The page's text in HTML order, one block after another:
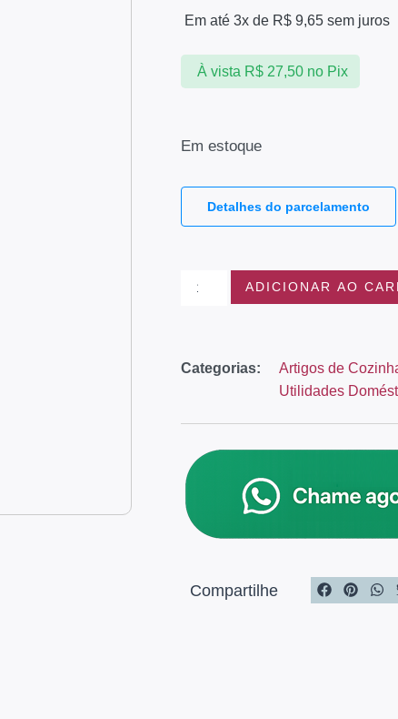
Em até 3x de R$ 9,65 sem juros
À vista R$27,50 no Pix
Em estoque
Detalhes do parcelamento
ADICIONAR AO
Categorias: Artigos de
Utilidades
Compartilhe